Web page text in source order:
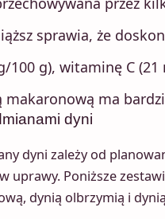
sprawia, że
100 g), witaminę C
ma
dyni
dyni zależy od
uprawy. Poniższe
dynią olbrzymią i